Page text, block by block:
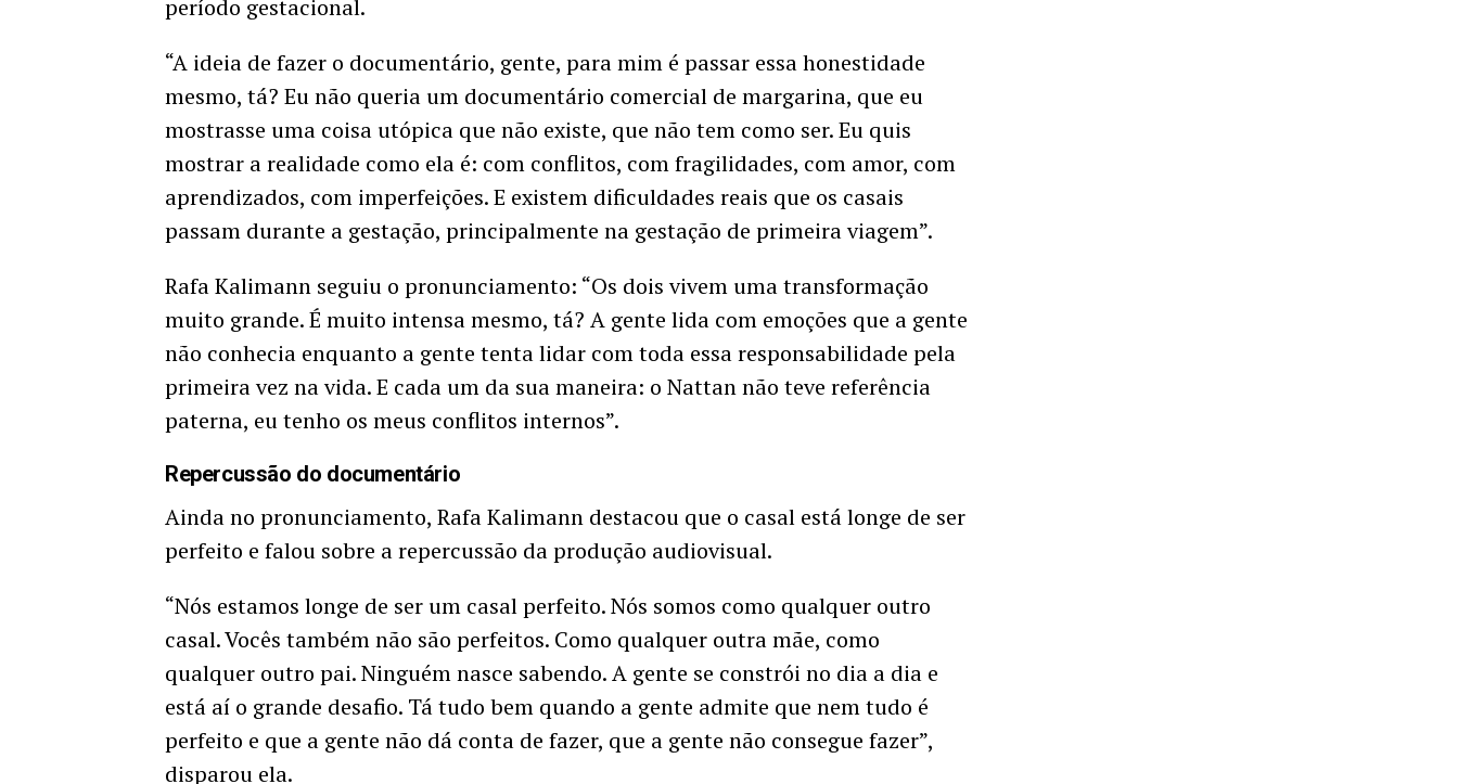
período gestacional.
“A ideia de fazer o documentário, gente, para mim é passar essa honestidade
mesmo, tá? Eu não queria um documentário comercial de margarina, que eu
mostrasse uma coisa utópica que não existe, que não tem como ser. Eu quis
mostrar a realidade como ela é: com conflitos, com fragilidades, com amor, com
aprendizados, com imperfeições. E existem dificuldades reais que os casais
passam durante a gestação, principalmente na gestação de primeira viagem”.
Rafa Kalimann seguiu o pronunciamento: “Os dois vivem uma transformação
muito grande. É muito intensa mesmo, tá? A gente lida com emoções que a gente
não conhecia enquanto a gente tenta lidar com toda essa responsabilidade pela
primeira vez na vida. E cada um da sua maneira: o Nattan não teve referência
paterna, eu tenho os meus conflitos internos”.
Repercussão do documentário
Ainda no pronunciamento, Rafa Kalimann destacou que o casal está longe de ser
perfeito e falou sobre a repercussão da produção audiovisual.
“Nós estamos longe de ser um casal perfeito. Nós somos como qualquer outro
casal. Vocês também não são perfeitos. Como qualquer outra mãe, como
qualquer outro pai. Ninguém nasce sabendo. A gente se constrói no dia a dia e
está aí o grande desafio. Tá tudo bem quando a gente admite que nem tudo é
perfeito e que a gente não dá conta de fazer, que a gente não consegue fazer”,
disparou ela.